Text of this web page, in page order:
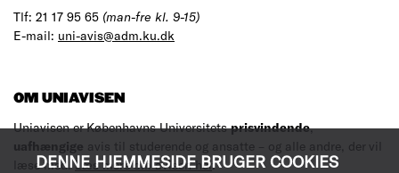
DENNE HJEMMESIDE BRUGER COOKIES
Tlf: 21 17 95 65 (man-fre kl. 9-15)
E-mail: uni-avis@adm.ku.dk
OM UNIAVISEN
Uniavisen er Københavns Universitetsprisvindende,
uafhængige avis til studerende og ansatte – og alle andre, der vil
læse med.Læs mere om avisen her.